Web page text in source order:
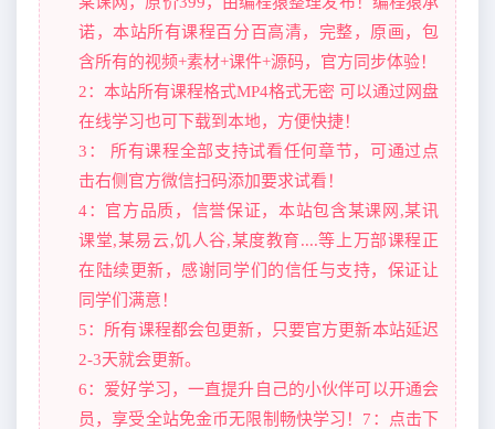
诺，本站所有课程百分百高清，完整，原画，包
含所有的视频+素材+课件+源码，官方同步体验！
2：本站所有课程格式MP4格式无密 可以通过网盘
在线学习也可下载到本地，方便快捷！
3： 所有课程全部支持试看任何章节，可通过点
击右侧官方微信扫码添加要求试看！
4：官方品质，信誉保证，本站包含某课网,某讯
课堂,某易云,饥人谷,某度教育....等上万部课程正
在陆续更新，感谢同学们的信任与支持，保证让
同学们满意！
5：所有课程都会包更新，只要官方更新本站延迟
2-3天就会更新。
6：爱好学习，一直提升自己的小伙伴可以开通会
员，享受全站免金币无限制畅快学习！7：点击下